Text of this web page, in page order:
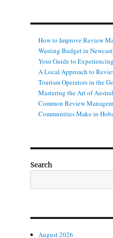
How to Improve Review
Wasting Budget in
Your Guide to
A Local Approach to
Tourism Operators in the
Mastering the Art of
Common Review
Communities Make in
Search
August 2026